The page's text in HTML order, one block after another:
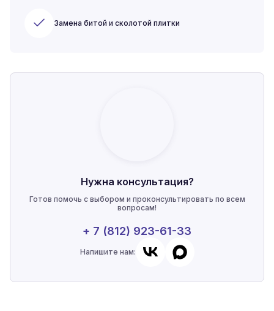
Замена битой и сколотой плитки
Нужна консультация?
Готов помочь с выбором и проконсультировать по всем
вопросам!
+ 7 (812) 923-61-33
Напишите нам: